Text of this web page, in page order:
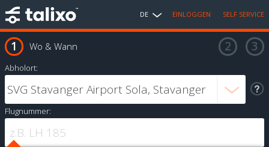
DE EINLOGGEN SELF SERVICE
Wo & Wann
Abholort:
Flugnummer: